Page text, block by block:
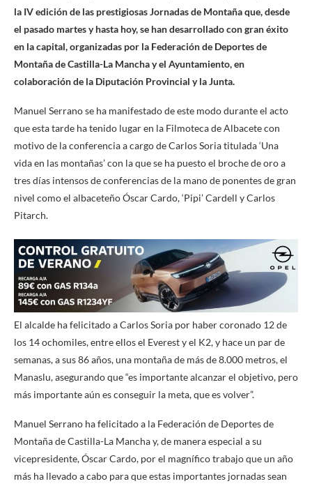
la IV edición de las prestigiosas Jornadas de Montaña que, desde
el pasado martes y hasta hoy, se han desarrollado con gran éxito
en la capital, organizadas por la Federación de Deportes de
Montaña de Castilla-La Mancha y el Ayuntamiento, en
colaboración de la Diputación Provincial y la Junta.
Manuel Serrano se ha manifestado de este modo durante el acto
que esta tarde ha tenido lugar en la Filmoteca de Albacete con
motivo de la conferencia a cargo de Carlos Soria titulada ‘Una
vida en las montañas’ con la que se ha puesto el broche de oro a
tres días intensos de conferencias de la mano de ponentes de gran
nivel como el albaceteño Óscar Cardo, ‘Pipi’ Cardell y Carlos
Pitarch.
El alcalde ha felicitado a Carlos Soria por haber coronado 12 de
los 14 ochomiles, entre ellos el Everest y el K2, y hace un par de
semanas, a sus 86 años, una montaña de más de 8.000 metros, el
Manaslu, asegurando que “es importante alcanzar el objetivo, pero
más importante aún es conseguir la meta, que es volver”.
Manuel Serrano ha felicitado a la Federación de Deportes de
Montaña de Castilla-La Mancha y, de manera especial a su
vicepresidente, Óscar Cardo, por el magnífico trabajo que un año
más ha llevado a cabo para que estas importantes jornadas sean